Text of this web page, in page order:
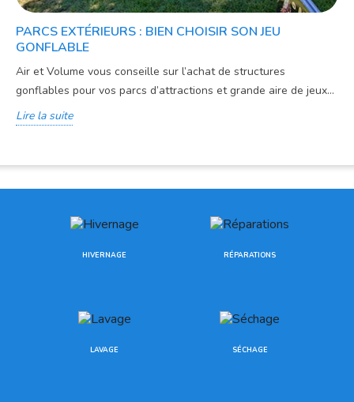
PARCS EXTÉRIEURS : BIEN CHOISIR SON JEU
GONFLABLE
Air et Volume vous conseille sur l’achat de structures
gonflables pour vos parcs d’attractions et grande aire de jeux...
Lire la suite
HIVERNAGE RÉPARATIONS
LAVAGE SÉCHAGE